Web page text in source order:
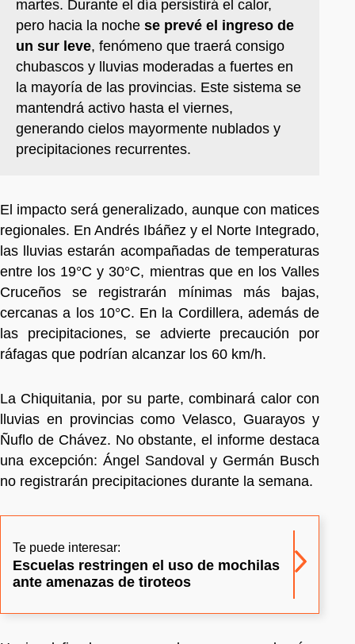
martes. Durante el día persistirá el calor,
pero hacia la noche se prevé el ingreso de
un sur leve, fenómeno que traerá consigo
chubascos y lluvias moderadas a fuertes en
la mayoría de las provincias. Este sistema se
mantendrá activo hasta el viernes,
generando cielos mayormente nublados y
precipitaciones recurrentes.
El impacto será generalizado, aunque con matices
regionales. En Andrés Ibáñez y el Norte Integrado,
las lluvias estarán acompañadas de temperaturas
entre los 19°C y 30°C, mientras que en los Valles
Cruceños se registrarán mínimas más bajas,
cercanas a los 10°C. En la Cordillera, además de
las precipitaciones, se advierte precaución por
ráfagas que podrían alcanzar los 60 km/h.
La Chiquitania, por su parte, combinará calor con
lluvias en provincias como Velasco, Guarayos y
Ñuflo de Chávez. No obstante, el informe destaca
una excepción: Ángel Sandoval y Germán Busch
no registrarán precipitaciones durante la semana.
Te puede interesar:
Escuelas restringen el uso de mochilas
ante amenazas de tiroteos